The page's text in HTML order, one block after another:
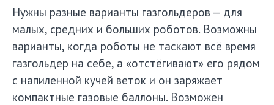
Нужны разные варианты газгольдеров — для
малых, средних и больших роботов. Возможны
варианты, когда роботы не таскают всё время
газгольдер на себе, а «отстёгивают» его рядом
с напиленной кучей веток и он заряжает
компактные газовые баллоны. Возможен